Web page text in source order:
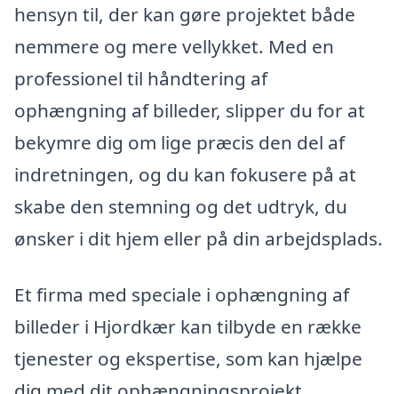
hensyn til, der kan gøre projektet både
nemmere og mere vellykket. Med en
professionel til håndtering af
ophængning af billeder, slipper du for at
bekymre dig om lige præcis den del af
indretningen, og du kan fokusere på at
skabe den stemning og det udtryk, du
ønsker i dit hjem eller på din arbejdsplads.
Et firma med speciale i ophængning af
billeder i Hjordkær kan tilbyde en række
tjenester og ekspertise, som kan hjælpe